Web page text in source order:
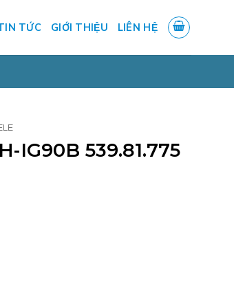
TỨC GIỚI THIỆU LIÊN HỆ
IG90B 539.81.775